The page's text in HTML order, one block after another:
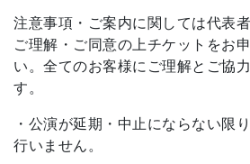
注意事項・ご案内に関しては代表
ご理解・ご同意の上チケットをお
い。全てのお客様にご理解とご協
す。
・公演が延期・中止にならない限
行いません。